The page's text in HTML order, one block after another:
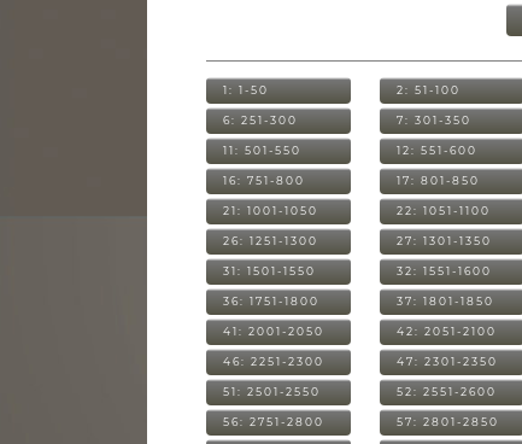
1: 1-50 2: 51-100
6: 251-300 7: 301-350
11: 501-550 12: 551-600
16: 751-800 17: 801-850
21: 1001-1050 22: 1051-1100
26: 1251-1300 27: 1301-1350
31: 1501-1550 32: 1551-1600
36: 1751-1800 37: 1801-1850
41: 2001-2050 42: 2051-2100
46: 2251-2300 47: 2301-2350
51: 2501-2550 52: 2551-2600
56: 2751-2800 57: 2801-2850